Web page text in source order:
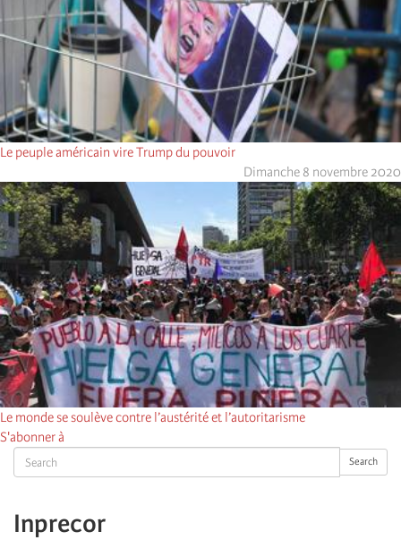
Search Search
Inprecor
Le peuple américain vire Trump du pouvoir
Dimanche 8 novembre 2020
Le monde se soulève contre l’austérité et l’autoritarisme
S'abonner à